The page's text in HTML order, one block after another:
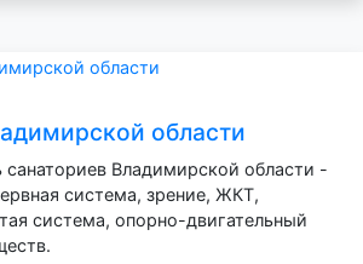
области
Владимирской области -
система, зрение, ЖКТ,
система, опорно-двигательный